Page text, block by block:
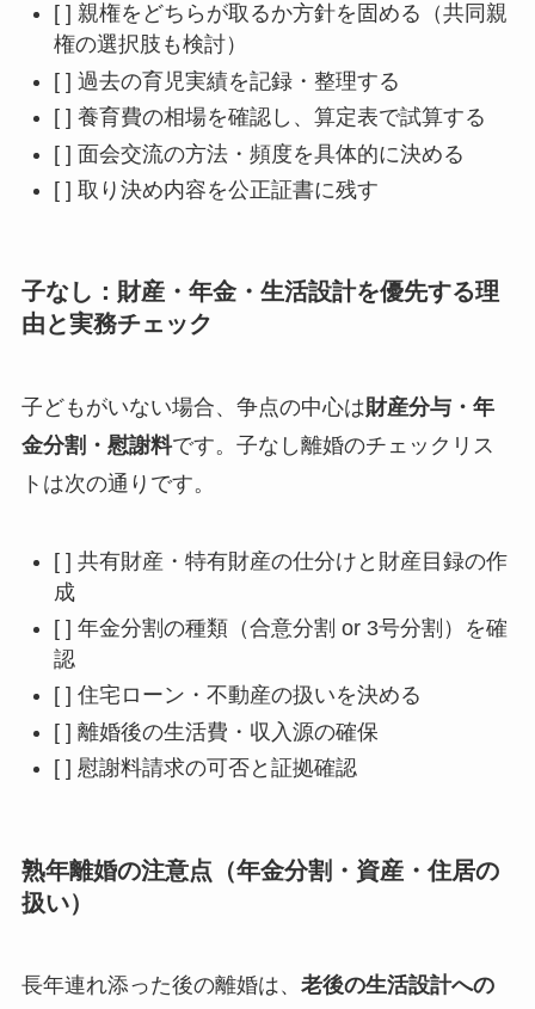
[ ] 親権をどちらが取るか方針を固める（共同親
権の選択肢も検討）
[ ] 過去の育児実績を記録・整理する
[ ] 養育費の相場を確認し、算定表で試算する
[ ] 面会交流の方法・頻度を具体的に決める
[ ] 取り決め内容を公正証書に残す
子なし：財産・年金・生活設計を優先する理
由と実務チェック
子どもがいない場合、争点の中心は財産分与・年
金分割・慰謝料です。子なし離婚のチェックリス
トは次の通りです。
[ ] 共有財産・特有財産の仕分けと財産目録の作
成
[ ] 年金分割の種類（合意分割 or 3号分割）を確
認
[ ] 住宅ローン・不動産の扱いを決める
[ ] 離婚後の生活費・収入源の確保
[ ] 慰謝料請求の可否と証拠確認
熟年離婚の注意点（年金分割・資産・住居の
扱い）
長年連れ添った後の離婚は、 老後の生活設計への